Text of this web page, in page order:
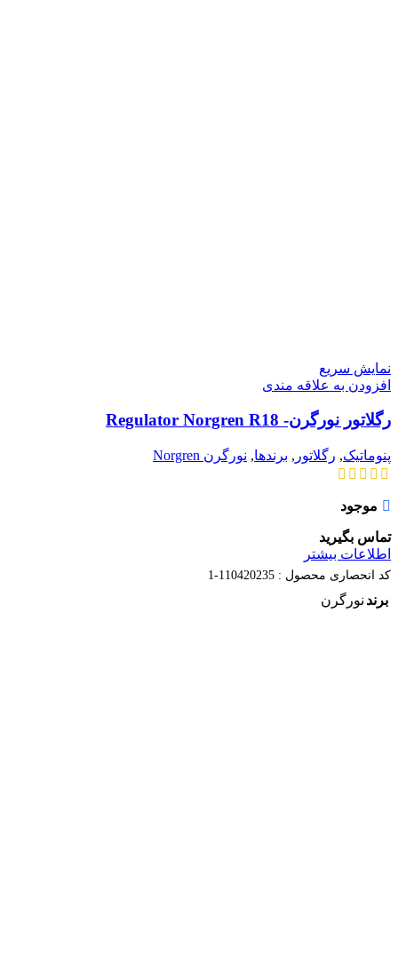
نمایش سریع
افزودن به علاقه مندی
رگلاتور نورگرن- Regulator Norgren R18
پنوماتیک, رگلاتور , برندها, نورگرن Norgren
موجود
تماس بگیرید
اطلاعات بیشتر
کد انحصاری محصول : 110420235-1
برند نورگرن